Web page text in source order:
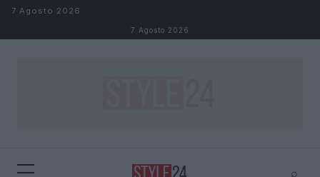
Salta al contenuto
7 Agosto 2026
7 Agosto 2026
⌕